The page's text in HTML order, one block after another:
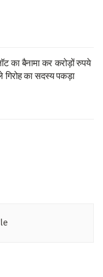
का बैनामा कर करोड़ों रुपये
गिरोह का सदस्य पकड़ा